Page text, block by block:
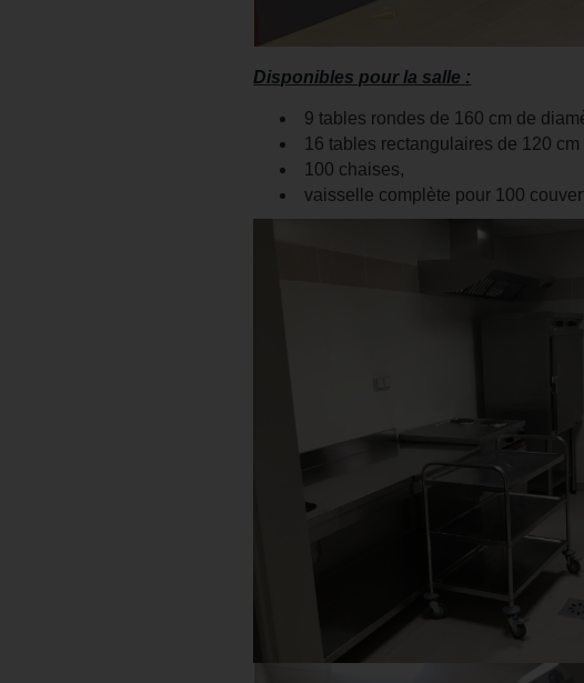
Disponibles pour la salle :
9 tables rondes de 160 cm de
16 tables rectangulaires de 120 cm
100 chaises,
vaisselle complète pour 100